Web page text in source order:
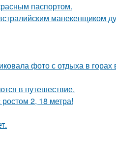
паспортом.
манекенщиком
фото с отдыха в горах
в путешествие.
2, 18 метра!